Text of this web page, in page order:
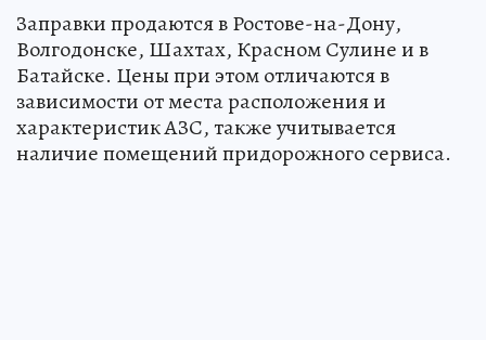
Заправки продаются в Ростове-на-Дону,
Волгодонске, Шахтах, Красном Сулине и в
Батайске. Цены при этом отличаются в
зависимости от места расположения и
характеристик АЗС, также учитывается
наличие помещений придорожного сервиса.